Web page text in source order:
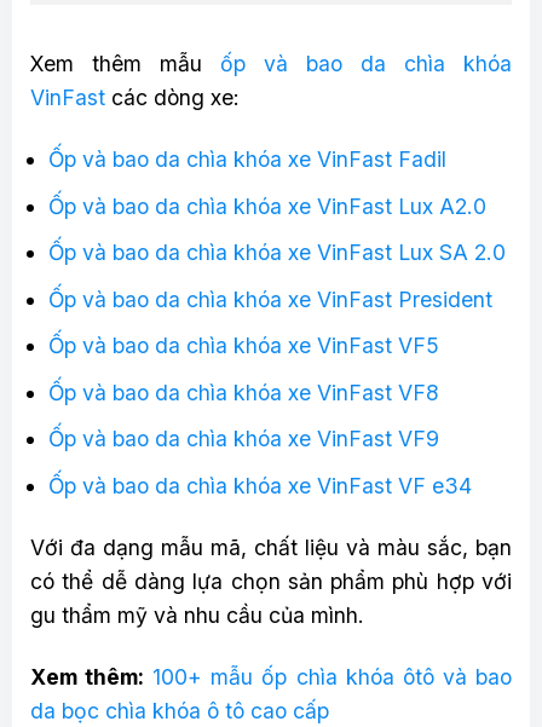
Xem thêm mẫu ốp và bao da chìa khóa
VinFast các dòng xe:
Ốp và bao da chìa khóa xe VinFast Fadil
Ốp và bao da chìa khóa xe VinFast Lux A2.0
Ốp và bao da chìa khóa xe VinFast Lux SA 2.0
Ốp và bao da chìa khóa xe VinFast President
Ốp và bao da chìa khóa xe VinFast VF5
Ốp và bao da chìa khóa xe VinFast VF8
Ốp và bao da chìa khóa xe VinFast VF9
Ốp và bao da chìa khóa xe VinFast VF e34
Với đa dạng mẫu mã, chất liệu và màu sắc, bạn
có thể dễ dàng lựa chọn sản phẩm phù hợp với
gu thẩm mỹ và nhu cầu của mình.
Xem thêm: 100+ mẫu ốp chìa khóa ôtô và bao
da bọc chìa khóa ô tô cao cấp